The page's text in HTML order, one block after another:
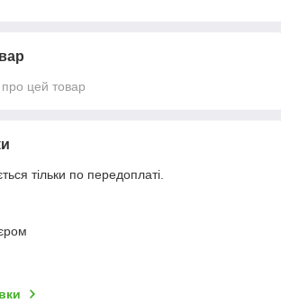
про цей товар
тільки по передоплаті.